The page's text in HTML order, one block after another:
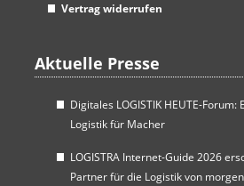
Vertrag widerrufen
Aktuelle Presse
Digitales LOGISTIK HEUTE-Forum:
Logistik für Macher
LOGISTRA Internet-Guide 2026
Partner für die Logistik von morgen